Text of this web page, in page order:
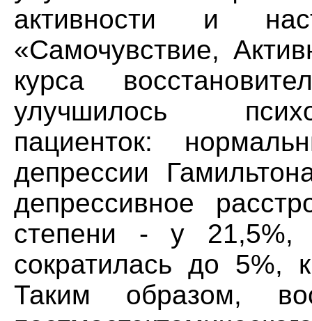
активности и
«Самочувствие,
курса
улучшилось
пациенток:
депрессии
депрессивное
степени - у 21,5%,
сократилась до 5%,
Таким образом,